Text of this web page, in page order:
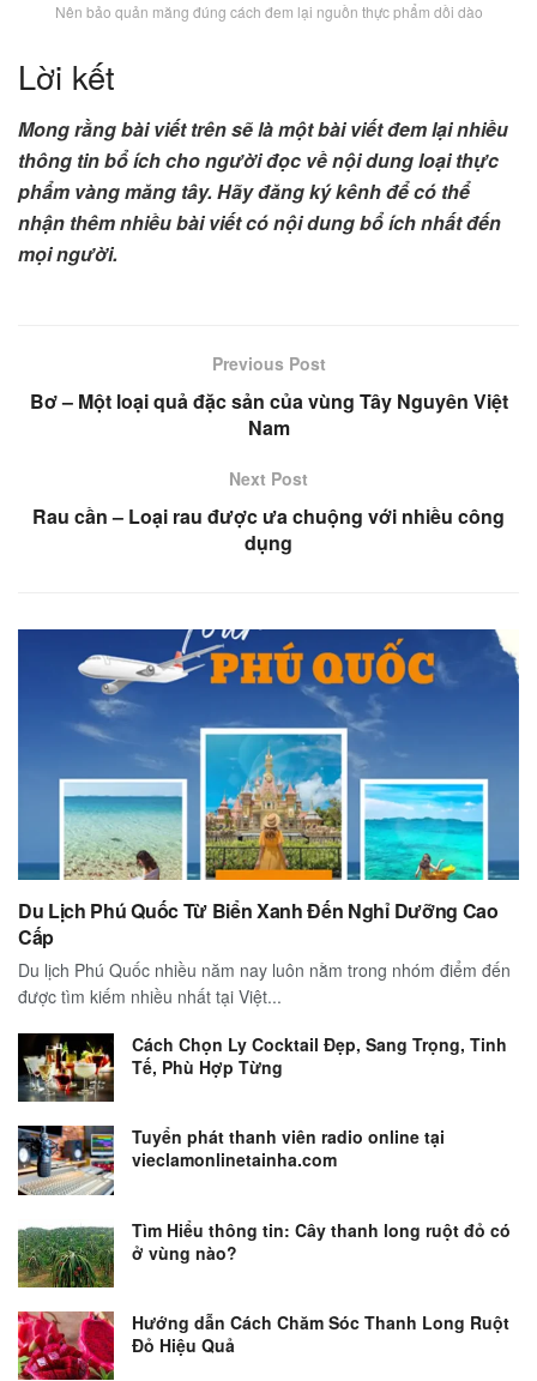
Nên bảo quản măng đúng cách đem lại nguồn thực phẩm dồi dào
Lời kết
Mong rằng bài viết trên sẽ là một bài viết đem lại nhiều
thông tin bổ ích cho người đọc về nội dung loại thực
phẩm vàng măng tây. Hãy đăng ký kênh để có thể
nhận thêm nhiều bài viết có nội dung bổ ích nhất đến
mọi người.
Previous Post
Bơ – Một loại quả đặc sản của vùng Tây Nguyên Việt
Nam
Next Post
Rau cần – Loại rau được ưa chuộng với nhiều công
dụng
Du Lịch Phú Quốc Từ Biển Xanh Đến Nghỉ Dưỡng Cao
Cấp
Du lịch Phú Quốc nhiều năm nay luôn nằm trong nhóm điểm đến
được tìm kiếm nhiều nhất tại Việt...
Cách Chọn Ly Cocktail Đẹp, Sang Trọng, Tinh
Tế, Phù Hợp Từng
Tuyển phát thanh viên radio online tại
vieclamonlinetainha.com
Tìm Hiểu thông tin: Cây thanh long ruột đỏ có
ở vùng nào?
Hướng dẫn Cách Chăm Sóc Thanh Long Ruột
Đỏ Hiệu Quả